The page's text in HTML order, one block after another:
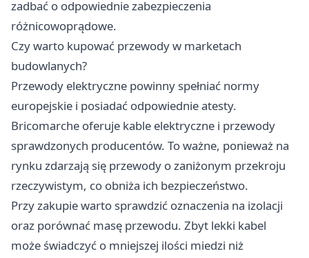
zadbać o odpowiednie zabezpieczenia
różnicowoprądowe.
Czy warto kupować przewody w marketach
budowlanych?
Przewody elektryczne powinny spełniać normy
europejskie i posiadać odpowiednie atesty.
Bricomarche oferuje kable elektryczne i przewody
sprawdzonych producentów. To ważne, ponieważ na
rynku zdarzają się przewody o zaniżonym przekroju
rzeczywistym, co obniża ich bezpieczeństwo.
Przy zakupie warto sprawdzić oznaczenia na izolacji
oraz porównać masę przewodu. Zbyt lekki kabel
może świadczyć o mniejszej ilości miedzi niż